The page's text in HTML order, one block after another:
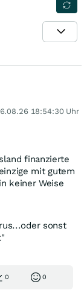
18:54:30 Uhr
finanzierte
mit gutem
keiner Weise
sonst
0 0